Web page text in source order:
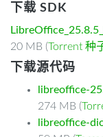
下载 SDK
20 MB (Torrent 种
下载源代码
libreoffice-
274 MB (
libreoffice-